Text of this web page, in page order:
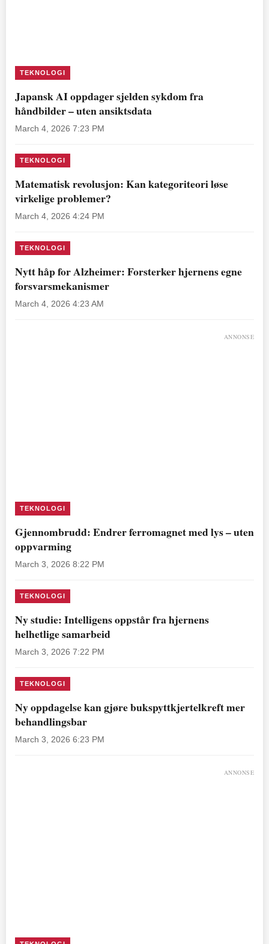
TEKNOLOGI
Japansk AI oppdager sjelden sykdom fra
håndbilder – uten ansiktsdata
March 4, 2026 7:23 PM
TEKNOLOGI
Matematisk revolusjon: Kan kategoriteori løse
virkelige problemer?
March 4, 2026 4:24 PM
TEKNOLOGI
Nytt håp for Alzheimer: Forsterker hjernens egne
forsvarsmekanismer
March 4, 2026 4:23 AM
ANNONSE
TEKNOLOGI
Gjennombrudd: Endrer ferromagnet med lys – uten
oppvarming
March 3, 2026 8:22 PM
TEKNOLOGI
Ny studie: Intelligens oppstår fra hjernens
helhetlige samarbeid
March 3, 2026 7:22 PM
TEKNOLOGI
Ny oppdagelse kan gjøre bukspyttkjertelkreft mer
behandlingsbar
March 3, 2026 6:23 PM
ANNONSE